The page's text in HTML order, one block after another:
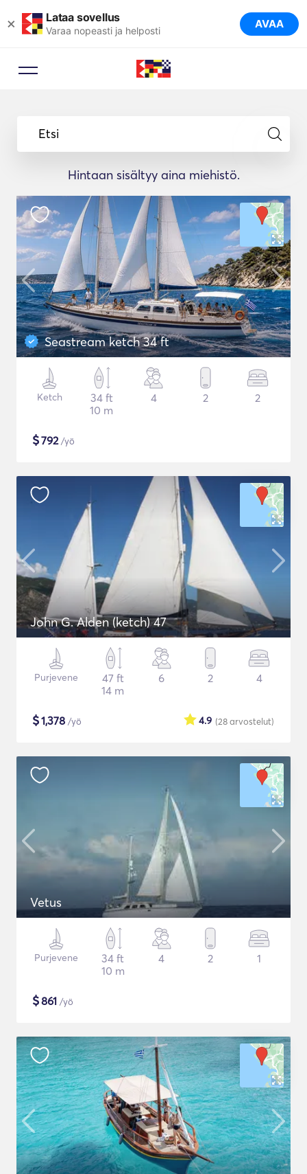
× Lataa sovellus
Varaa nopeasti ja helposti AVAA
Etsi
Hintaan sisältyy aina miehistö.
Seastream ketch 34 ft
Ketch
34 ft
10 m
4 2 2
$792/yö
John G. Alden (ketch) 47
Purjevene
47 ft
14 m
6 2 4
$1,378 /yö (28arvostelut)
4.9
Vetus
Purjevene
34 ft
10 m
4 2 1
$861 /yö